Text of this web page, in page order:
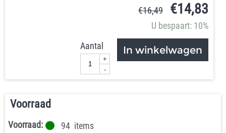
€16,49 €14,83
U bespaart: 10%
Aantal
+
-
In winkelwagen
Voorraad
Voorraad: 94 items